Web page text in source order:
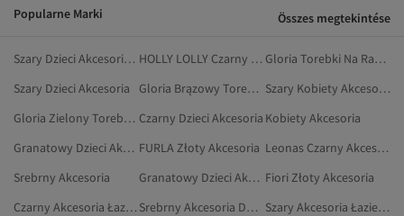
Popularne Marki Összes megtekintése
Szary Dzieci Akcesoria Do Włosów HOLLY LOLLY Czarny Akcesoria
Gloria Torebki Na Ramię
Szary Dzieci Akcesoria
Gloria Brązowy Torebki Na Ramię
Szary Kobiety Akcesoria Do Włosów
Gloria Zielony Torebki Na Ramię Czarny Dzieci Akcesoria Kobiety Akcesoria
Granatowy Dzieci Akcesoria Do Włosów FURLA Złoty Akcesoria
Leonas Czarny Akcesoria
Srebrny Akcesoria
Granatowy Dzieci Akcesoria Fiori Złoty Akcesoria
Czarny Akcesoria Łazienkowe
Srebrny Akcesoria Do Włosów
Szary Akcesoria Łazienkowe